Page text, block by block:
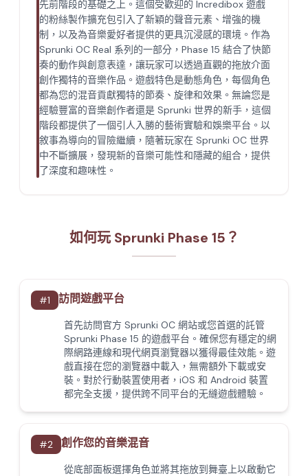
先前階段的基礎之上。這個受歡迎的 Incredibox 遊戲
的粉絲製作擴充包引入了新穎的聲音元素、增強的機
制，以及為音樂愛好者提供的更具沉浸感的環境。作為
Sprunki OC Real 系列的一部分，Phase 15 結合了快節
奏的動作與創意表達，讓玩家可以透過直觀的拖放介面
創作獨特的音樂作品。遊戲特色是動態角色，每個角色
都為您的混音貢獻獨特的節奏、旋律和效果。無論您是
經驗豐富的音樂創作者還是 Sprunki 世界的新手，這個
階段都提供了一個引人入勝的藝術實驗和娛樂平台。以
敘事為導向的冒險繼續，隨著玩家在 Sprunki OC 世界
中不斷擴展，發現新的音樂可能性和隱藏的組合，提供
了深度和趣味性。
如何玩 Sprunki Phase 15？
#1 訪問遊戲平台
首先訪問官方 Sprunki OC 網站或您首選的託管
Sprunki Phase 15 的遊戲平台。確保您有穩定的網
際網路連線和現代網頁瀏覽器以獲得最佳效能。遊
戲直接在您的瀏覽器中載入，無需額外下載或安
裝。對於行動裝置使用者，iOS 和 Android 裝置
都完全支援，提供跨不同平台的无縫遊戲體驗。
#2 創作您的音樂混音
從底部面板選擇角色並將其拖放到舞臺上以啟動它